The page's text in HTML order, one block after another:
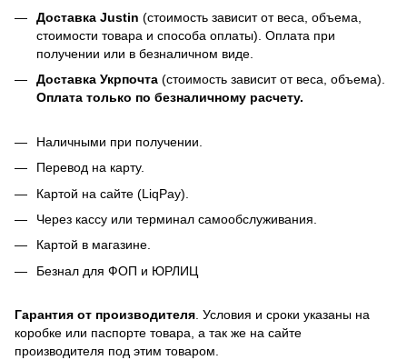
Доставка Justin (стоимость зависит от веса, объема,
стоимости товара и способа оплаты). Оплата при
получении или в безналичном виде.
Доставка Укрпочта (стоимость зависит от веса, объема).
Оплата только по безналичному расчету.
Наличными при получении.
Перевод на карту.
Картой на сайте (LiqPay).
Через кассу или терминал самообслуживания.
Картой в магазине.
Безнал для ФОП и ЮРЛИЦ
Гарантия от производителя . Условия и сроки указаны на
коробке или паспорте товара, а так же на сайте
производителя под этим товаром.